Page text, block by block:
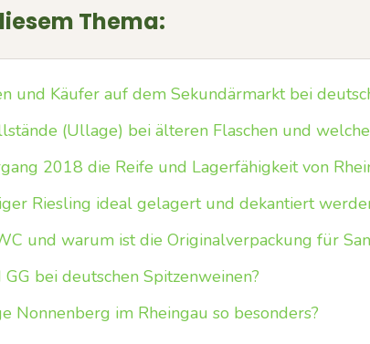
Thema:
und Käufer auf dem Sekundärmarkt bei
(Ullage) bei älteren Flaschen und
2018 die Reife und Lagerfähigkeit von
Riesling ideal gelagert und dekantiert
und warum ist die Originalverpackung für
bei deutschen Spitzenweinen?
Nonnenberg im Rheingau so besonders?